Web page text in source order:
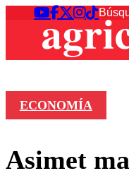
ECONOMÍA
Asimet